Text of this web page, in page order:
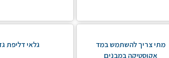
מתי צריך להשתמש במד
אקוסטיקה במבנים
גלאי דליפת גז